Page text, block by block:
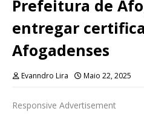
Prefeitura de
entregar
Afogadenses
Evanndro Lira Maio 22, 2025
Responsive Advertisement